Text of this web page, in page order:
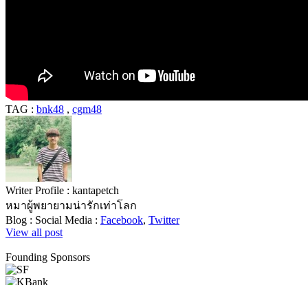
TAG : bnk48 , cgm48
Writer Profile : kantapetch
หมาผู้พยายามน่ารักเท่าโลก
Blog : Social Media : Facebook, Twitter
View all post
Founding Sponsors